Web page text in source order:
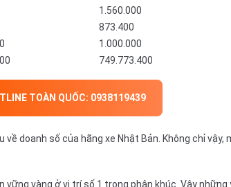
1.560.000
873.400
1.000.000
749.773.400
TOÀN QUỐC: 0938119439
doanh số của hãng xe Nhật Bản. Không chỉ vậy,
vàng ở vị trí số 1 trong phân khúc. Vậy